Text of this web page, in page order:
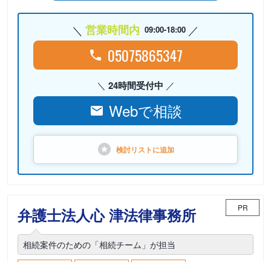
営業時間内 09:00-18:00
05075865347
24時間受付中
Webで相談
検討リストに追加
弁護士法人心 津法律事務所 PR
相続案件のための「相続チーム」が担当